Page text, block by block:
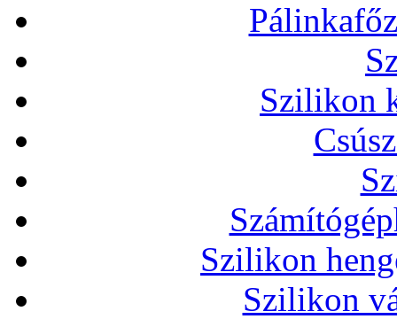
Szilikon
Szilikon
Szilikon